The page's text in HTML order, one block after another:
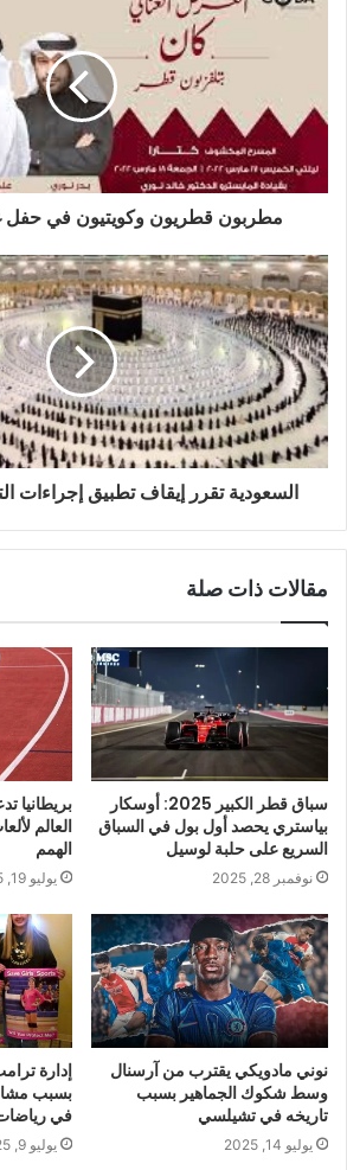
مطربون قطريون وكويتيون في حفل غنائي
السعودية تقرر إيقاف تطبيق إجراءات
مقالات ذات صلة
سباق قطر الكبير 2025: أوسكار
بياستري يحصد أول بول في السباق
السريع على حلبة لوسيل
نوفمبر 28, 2025
بريطانيا
الهمم
يوليو 19, 2025
نوني مادويكي يقترب من آرسنال
وسط شكوك الجماهير بسبب
تاريخه في تشيلسي
يوليو 14, 2025
إدارة
بسبب
في
يوليو 9, 2025